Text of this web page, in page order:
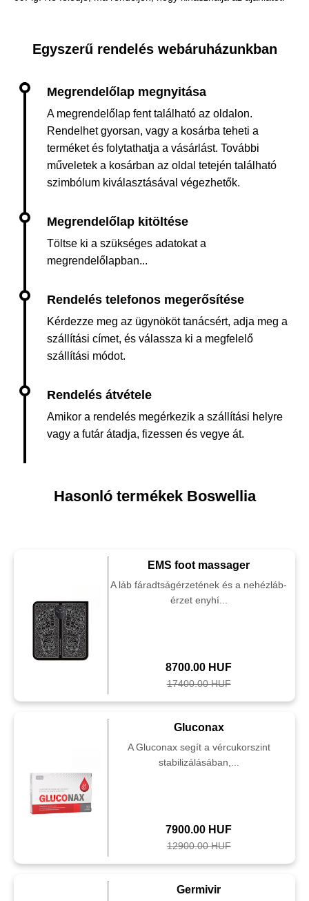
Egyszerű rendelés webáruházunkban
A megrendelőlap fent található az oldalon.
Rendelhet gyorsan, vagy a kosárba teheti a
terméket és folytathatja a vásárlást. További
műveletek a kosárban az oldal tetején található
szimbólum kiválasztásával végezhetők.
Töltse ki a szükséges adatokat a
megrendelőlapban...
Kérdezze meg az ügynököt tanácsért, adja meg a
szállítási címet, és válassza ki a megfelelő
szállítási módot.
Amikor a rendelés megérkezik a szállítási helyre
vagy a futár átadja, fizessen és vegye át.
Hasonló termékek Boswellia
EMS foot massager
A láb fáradtságérzetének és a nehézláb-
érzet enyhí...
8700.00 HUF
17400.00 HUF
Gluconax
A Gluconax segít a vércukorszint
stabilizálásában,...
7900.00 HUF
12900.00 HUF
Germivir